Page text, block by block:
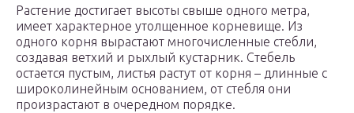
Растение достигает высоты свыше одного метра,
имеет характерное утолщенное корневище. Из
одного корня вырастают многочисленные стебли,
создавая ветхий и рыхлый кустарник. Стебель
остается пустым, листья растут от корня – длинные с
широколинейным основанием, от стебля они
произрастают в очередном порядке.